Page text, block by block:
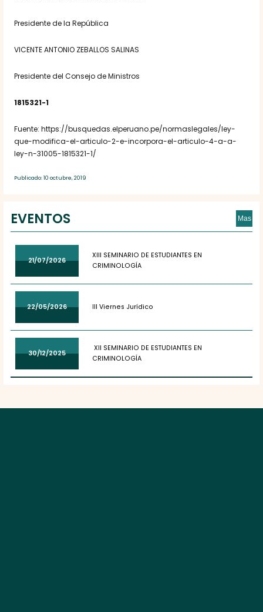
Presidente de la República
VICENTE ANTONIO ZEBALLOS SALINAS
Presidente del Consejo de Ministros
1815321-1
Fuente: https://busquedas.elperuano.pe/normaslegales/ley-
que-modifica-el-articulo-2-e-incorpora-el-articulo-4-a-a-
ley-n-31005-1815321-1/
Publicado: 10 octubre, 2019
EVENTOS Mas
21/07/2026
XIII SEMINARIO DE ESTUDIANTES EN
CRIMINOLOGÍA
22/05/2026 III Viernes Jurídico
30/12/2025
XII SEMINARIO DE ESTUDIANTES EN
CRIMINOLOGÍA